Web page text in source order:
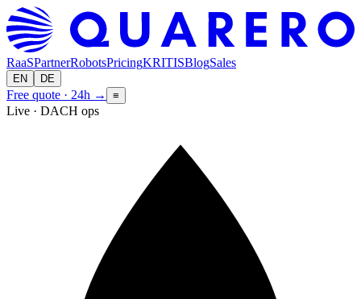
RaaSPartnerRobotsPricingKRITISBlogSales
EN DE
Free quote · 24h → ≡
Live · DACH ops